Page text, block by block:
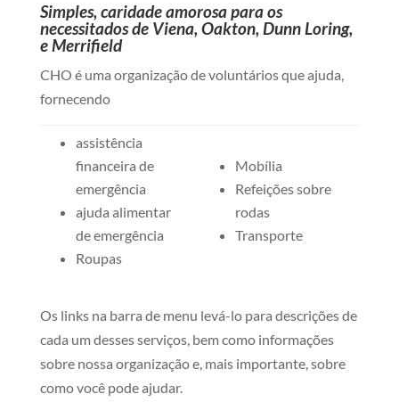
Simples, caridade amorosa para os
necessitados de Viena, Oakton, Dunn Loring,
e Merrifield
CHO é uma organização de voluntários que ajuda,
fornecendo
assistência
financeira de
emergência
ajuda alimentar
de emergência
Roupas
Mobília
Refeições sobre
rodas
Transporte
Os links na barra de menu levá-lo para descrições de
cada um desses serviços, bem como informações
sobre nossa organização e, mais importante, sobre
como você pode ajudar.